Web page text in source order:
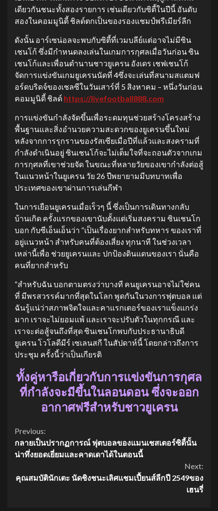
เดียวกันชนะทั้งสองรายการ เช่นเดียวกับซิตี้ในปีนี้ อันดับ
สองในคอมมูนิตี้ ชิลด์ตกเป็นของรองแชมป์พรีเมียร์ลีก
ดังนั้น อาร์เซน่อลจะพบกับซิตี้ที่เวมบลีย์แต่อาจไม่มีซิน
เชนโก้ ซึ่งมีกำหนดลงเล่นในเกมการกุศลเมื่อวันก่อน ซิน
เชนโก้และเพื่อนตำนานชาวยูเครน อังเดร เชฟเชนโก้
จัดการแข่งขันเกมยูเครนนัดที่ 4ซึ่งจะเล่นที่สนามสแตมฟ
อร์ดบริดจ์ของเชลซีในวันเสาร์ที่ 5 สิงหาคม – หนึ่งวันก่อน
คอมมูนิตี้ ชิลด์ https://livefootball888.com
การแข่งขันกำลังจัดขึ้นเพื่อระดมทุนช่วยสร้างโครงสร้าง
พื้นฐานและสิ่งอำนวยความสะดวกของยูเครนขึ้นใหม่
หลังจากการรุกรานของรัสเซียเมื่อปีที่แล้วและสงครามที่
กำลังดำเนินอยู่ ซินเชนโก้จะไม่เต็มใจที่จะถอนตัวจากเกม
การกุศลที่เขาช่วยจัด ในขณะที่หลายวัยของเขากำลังต่อสู้
ในแนวหน้าในยูเครน วัย 26 ปีพยายามมีบทบาทเพื่อ
ประเทศของเขาผ่านการเล่นกีฬา
ในการเยือนยูเครนเมื่อเร็วๆ นี้ ซึ่งเป็นการเดินทางกลับ
บ้านเกิด ครั้งแรกของเขานับตั้งแต่เริ่มสงคราม ซินเชนโก
บอก กับซีเอ็นเอ็นว่า “เป็นเรื่องยากสำหรับทหาร ของเราที่
อยู่แนวหน้า สำหรับคนที่ต้องเสี่ยง ทุกนาที ในช่วงเวลา
เหล่านี้เพื่อ ช่วยยูเครนและ ปกป้องดินแดนของเรา นั่นคือ
คนที่ยากสำหรับ
“สำหรับฉัน บอกตามตรงว่าบางที คนยูเครนอาจไม่ใช่คน
ที่ มีพรสวรรค์มากที่สุดในโลก พูดกันในวงการฟุตบอล แต่
ฉันรู้แน่ว่าสภาพจิตใจและคาแรกเตอร์ของเราแข็งแกร่ง
มาก เราจะไม่ยอมแพ้ และเราจะปรับตัวในทุกกรณี และ
เราจะต่อสู้จนถึงที่สุด ซินเชนโกพบกับประธานาธิบดี
ยูเครน โวโลดีมีร์ เซเลนสกี ในสัปดาห์นี้ โดยกล่าวถึงการ
ประชุม ครั้งนี้ว่าเป็นเกียรติ
ทั้งคู่หารือเกี่ยวกับการแข่งขันการกุศล
ที่กำลังจะมีขึ้นในลอนดอน ซึ่งจะออก
อากาศฟรีสำหรับชาวยูเครน
Continue
Reading
Previous:
กลายเป็นปรากฏการณ์ ฟุตบอลของแมนเชสเตอร์ซิตี้นั้น
น่าทึ่งยอดเยี่ยมและคาดเดาได้ในตอนนี้
Next:
คุณสมบัตินักเตะ นัดชิงชนะเลิศแชมเปี้ยนส์ลีกปี 2549ของ
เฮนรี่